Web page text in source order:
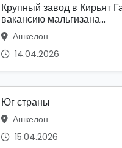
Крупный завод в Кирьят
вакансию мальгизана...
Ашкелон
14.04.2026
Юг страны
Ашкелон
15.04.2026